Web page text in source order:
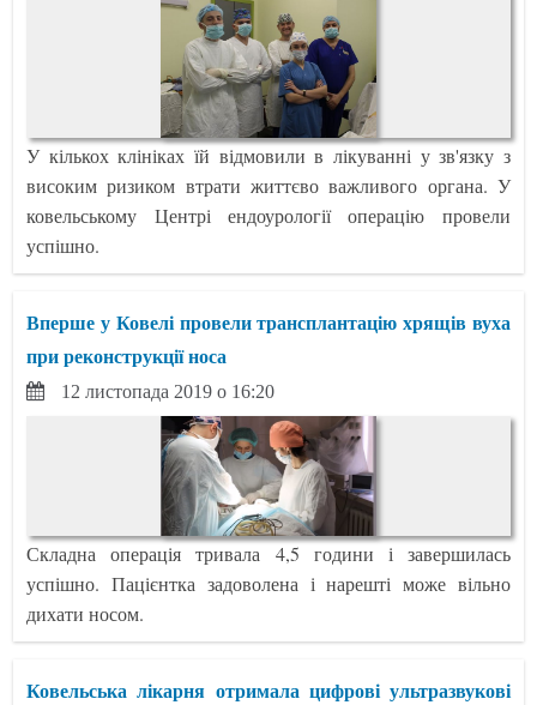
У кількох клініках їй відмовили в лікуванні у зв'язку з
високим ризиком втрати життєво важливого органа. У
ковельському Центрі ендоурології операцію провели
успішно.
Вперше у Ковелі провели трансплантацію хрящів вуха
при реконструкції носа
12 листопада 2019 о 16:20
Складна операція тривала 4,5 години і завершилась
успішно. Пацієнтка задоволена і нарешті може вільно
дихати носом.
Ковельська лікарня отримала цифрові ультразвукові